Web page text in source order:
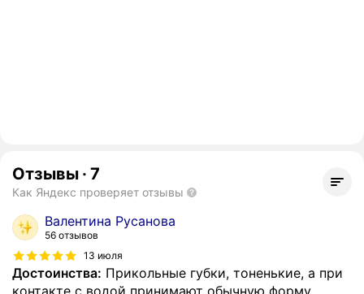
Отзывы · 7
Как Яндекс проверяет отзывы
Валентина Русанова
56 отзывов
13 июля
Достоинства: Прикольные губки, тоненькие, а при